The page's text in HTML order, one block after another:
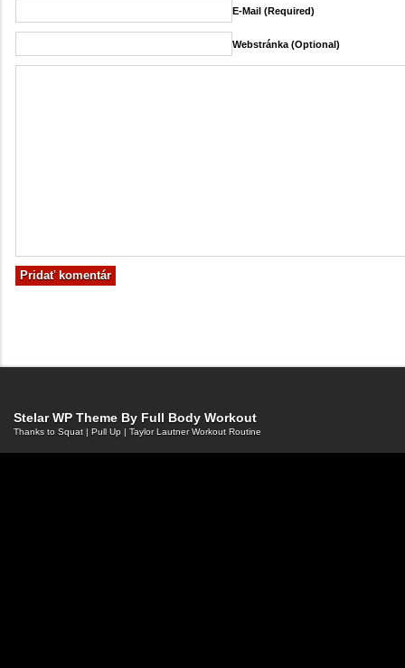
E-Mail (required)
Webstránka (Optional)
Stelar WP Theme By Full Body Workout
Thanks to Squat | Pull Up | Taylor Lautner Workout Routine